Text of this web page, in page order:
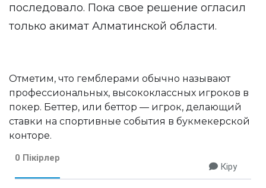
последовало. Пока свое решение огласил
только акимат Алматинской области.
Отметим, что гемблерами обычно называют
профессиональных, высококлассных игроков в
покер. Беттер, или беттор — игрок, делающий
ставки на спортивные события в букмекерской
конторе.
0 Пікірлер
Кіру